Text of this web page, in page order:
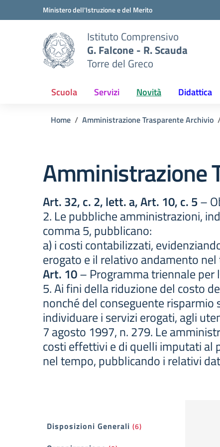
Vai ai contenuti
Vai al menu di navigazioneMinistero dell'Istruzione e del Merito
Istituto Comprensivo
G. Falcone - R. Scauda
Torre del Greco
Scuola Servizi Novità Didattica
Home Amministrazione Trasparente Archivio
Amministrazione
Art. 32, c. 2, lett. a, Art. 10, c. 5–
2. Le pubbliche amministrazioni,
comma 5, pubblicano:
a) i costi contabilizzati,
erogato e il relativo andamento
Art. 10– Programma triennale per
5. Ai fini della riduzione del costo
nonché del conseguente
individuare i servizi erogati, agli
7 agosto 1997, n. 279. Le
costi effettivi e di quelli imputati al
nel tempo, pubblicando i relativi
Filtri
Disposizioni Generali (6)